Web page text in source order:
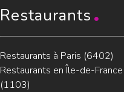
Restaurants
Restaurants à Paris (6402)
Restaurants en Île-de-France
(1103)